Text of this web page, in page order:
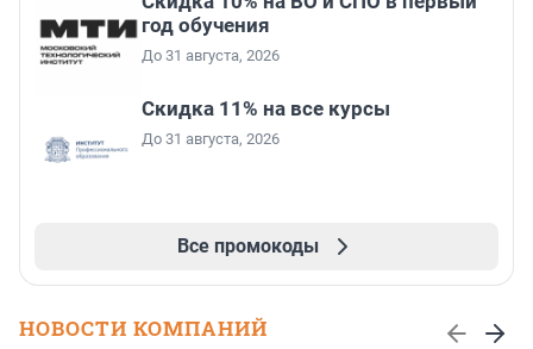
год обучения
До 31 августа, 2026
Скидка 11% на все курсы
До 31 августа, 2026
Все промокоды
НОВОСТИ КОМПАНИЙ